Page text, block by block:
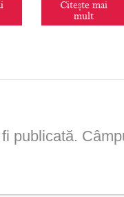
Citește mai
mult
publicată.